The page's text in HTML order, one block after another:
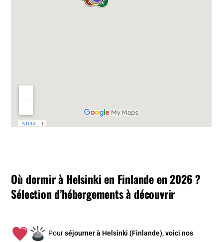
Où dormir à Helsinki en Finlande en 2026 ?
Sélection d’hébergements à découvrir
Pourséjourner à Helsinki (Finlande), voici nos